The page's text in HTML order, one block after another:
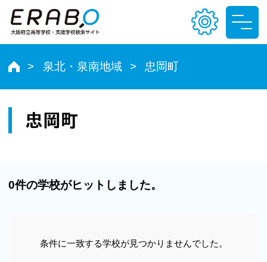
文字サイズ
小 中
泉北・泉南地域 忠岡町
忠岡町
0件の学校がヒットしました。
条件に一致する学校が見つかりませんでした。